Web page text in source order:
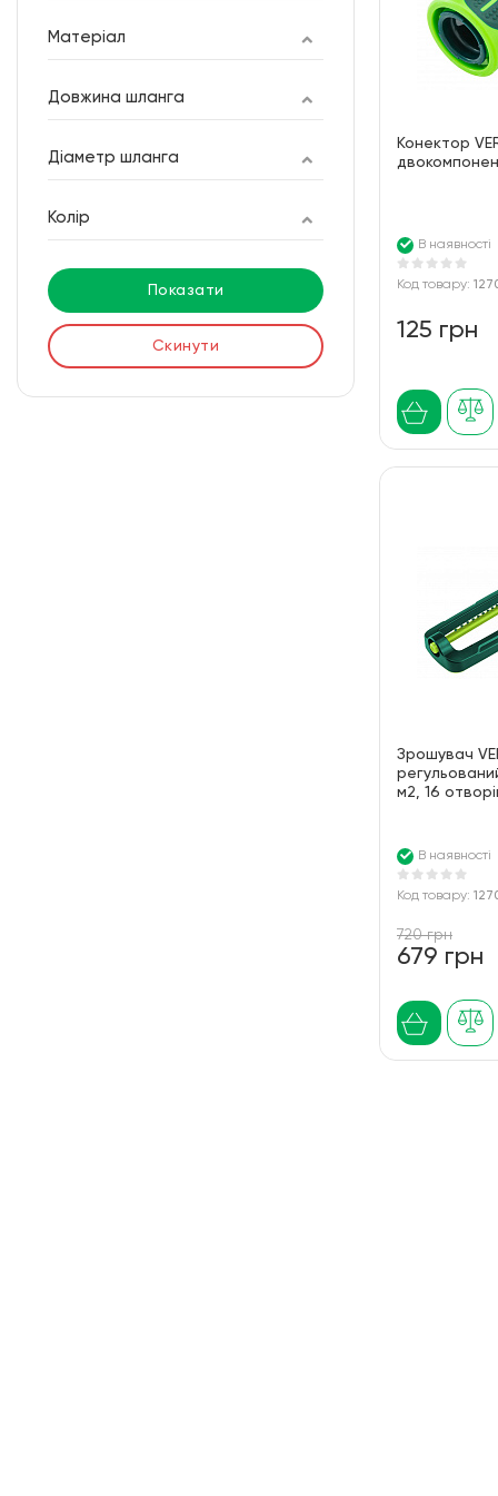
Матеріал
Довжина шланга
Діаметр шланга
Колір
Показати
Скинути
Конектор
В наявності
Код товару:
125 грн
Зрошувач
м2, 16
В наявності
Код товару:
720 грн
679 грн